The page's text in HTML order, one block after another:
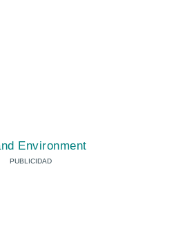
Environment